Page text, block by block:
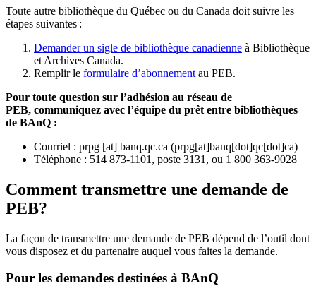
Toute autre bibliothèque du Québec ou du Canada doit suivre les
étapes suivantes :
Demander un sigle de bibliothèque canadienne à Bibliothèque
et Archives Canada.
Remplir le formulaire d’abonnement au PEB.
Pour toute question sur l’adhésion au réseau de
PEB, communiquez avec l’équipe du prêt entre bibliothèques
de BAnQ :
Courriel : prpg [at] banq.qc.ca (prpg[at]banq[dot]qc[dot]ca)
Téléphone : 514 873-1101, poste 3131, ou 1 800 363-9028
Comment transmettre une demande de
PEB?
La façon de transmettre une demande de PEB dépend de l’outil dont
vous disposez et du partenaire auquel vous faites la demande.
Pour les demandes destinées à BAnQ